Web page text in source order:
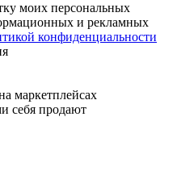
моих персональных
и рекламных
конфиденциальности
маркетплейсах
себя продают